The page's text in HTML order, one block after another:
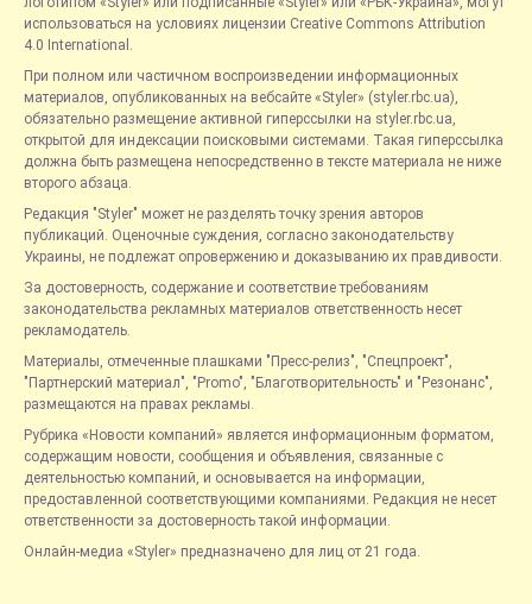
использоваться на условиях лицензии Creative Commons Attribution
4.0 International.
При полном или частичном воспроизведении информационных
материалов, опубликованных на вебсайте «Styler» (styler.rbc.ua),
обязательно размещение активной гиперссылки на styler.rbc.ua,
открытой для индексации поисковыми системами. Такая гиперссылка
должна быть размещена непосредственно в тексте материала не ниже
второго абзаца.
Редакция "Styler" может не разделять точку зрения авторов
публикаций. Оценочные суждения, согласно законодательству
Украины, не подлежат опровержению и доказыванию их правдивости.
За достоверность, содержание и соответствие требованиям
законодательства рекламных материалов ответственность несет
рекламодатель.
Материалы, отмеченные плашками "Пресс-релиз", "Спецпроект",
"Партнерский материал", "Promo", "Благотворительность" и "Резонанс",
размещаются на правах рекламы.
Рубрика «Новости компаний» является информационным форматом,
содержащим новости, сообщения и объявления, связанные с
деятельностью компаний, и основывается на информации,
предоставленной соответствующими компаниями. Редакция не несет
ответственности за достоверность такой информации.
Онлайн-медиа «Styler» предназначено для лиц от 21 года.